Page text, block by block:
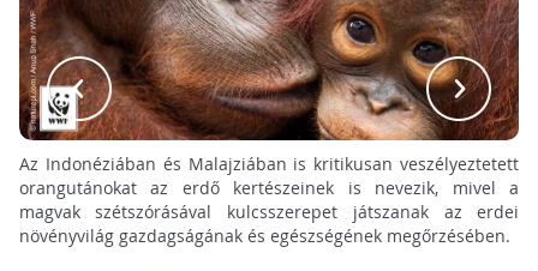
Az Indonéziában és Malajziában is kritikusan veszélyeztetett
orangutánokat az erdő kertészeinek is nevezik, mivel a
magvak szétszórásával kulcsszerepet játszanak az erdei
növényvilág gazdagságának és egészségének megőrzésében.